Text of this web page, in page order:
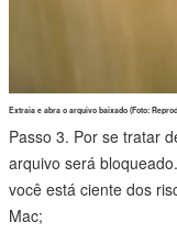
Extraia e abra o arquivo baixado (Foto:
Passo 3. Por se tratar
arquivo será
você está ciente dos
Mac;